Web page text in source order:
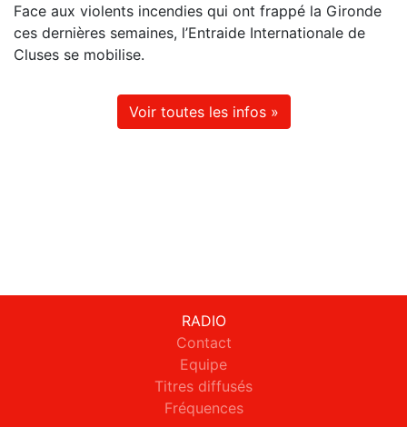
Face aux violents incendies qui ont frappé la Gironde
ces dernières semaines, l’Entraide Internationale de
Cluses se mobilise.
Voir toutes les infos »
RADIO
Contact
Equipe
Titres diffusés
Fréquences